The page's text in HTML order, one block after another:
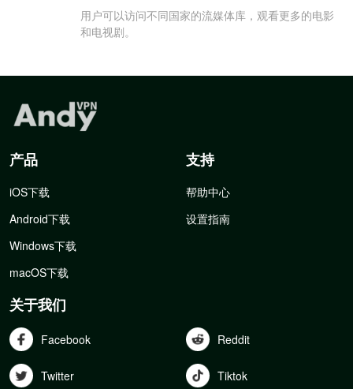
用户可以访问不同国家的流媒体库，观看更多的电影
和电视剧。
产品
iOS下载
Android下载
Windows下载
macOS下载
支持
帮助中心
设置指南
关于我们
Facebook Reddit
Twitter Tiktok